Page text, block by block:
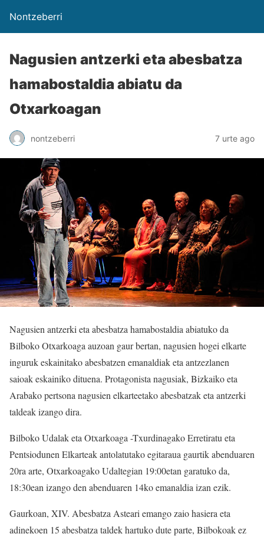
Nontzeberri
Nagusien antzerki eta abesbatza
hamabostaldia abiatu da
Otxarkoagan
nontzeberri 7 urte ago
Nagusien antzerki eta abesbatza hamabostaldia abiatuko da
Bilboko Otxarkoaga auzoan gaur bertan, nagusien hogei elkarte
inguruk eskainitako abesbatzen emanaldiak eta antzezlanen
saioak eskainiko dituena. Protagonista nagusiak, Bizkaiko eta
Arabako pertsona nagusien elkarteetako abesbatzak eta antzerki
taldeak izango dira.
Bilboko Udalak eta Otxarkoaga -Txurdinagako Erretiratu eta
Pentsiodunen Elkarteak antolatutako egitaraua gaurtik abenduaren
20ra arte, Otxarkoagako Udaltegian 19:00etan garatuko da,
18:30ean izango den abenduaren 14ko emanaldia izan ezik.
Gaurkoan, XIV. Abesbatza Asteari emango zaio hasiera eta
adinekoen 15 abesbatza taldek hartuko dute parte, Bilbokoak ez